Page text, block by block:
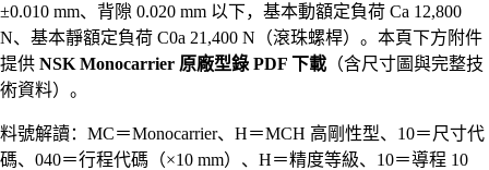
±0.010 mm、背隙 0.020 mm 以下，基本動額定負荷 Ca 12,800
N、基本靜額定負荷 C0a 21,400 N（滾珠螺桿）。本頁下方附件
提供 NSK Monocarrier 原廠型錄 PDF 下載 （含尺寸圖與完整技
術資料）。
料號解讀：MC＝Monocarrier、H＝MCH 高剛性型、10＝尺寸代
碼、040＝行程代碼（×10 mm）、H＝精度等級、10＝導程 10